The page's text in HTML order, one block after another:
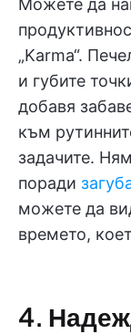
Можете да
„Karma“.
и губите
добавя
към
задачите.
поради
можете да
времето,
4.